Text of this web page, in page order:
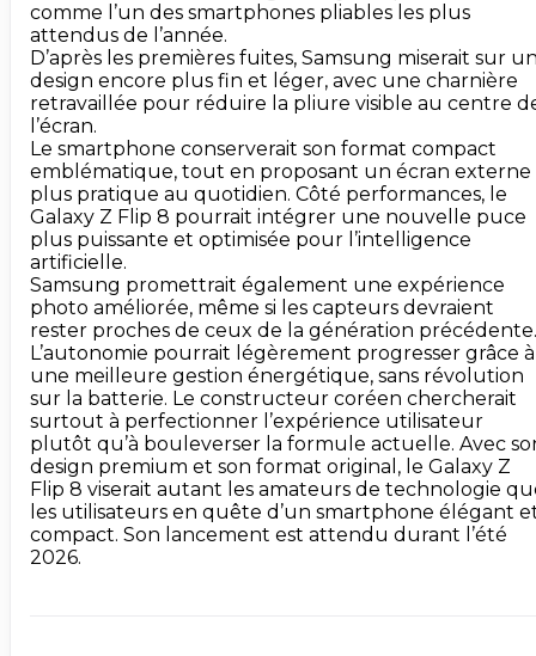
comme l’un des smartphones pliables les plus
attendus de l’année.
D’après les premières fuites, Samsung miserait sur
design encore plus fin et léger, avec une charnière
retravaillée pour réduire la pliure visible au centre
l’écran.
Le smartphone conserverait son format compact
emblématique, tout en proposant un écran externe
plus pratique au quotidien. Côté performances, le
Galaxy Z Flip 8 pourrait intégrer une nouvelle puce
plus puissante et optimisée pour l’intelligence
artificielle.
Samsung promettrait également une expérience
photo améliorée, même si les capteurs devraient
rester proches de ceux de la génération précédente.
L’autonomie pourrait légèrement progresser grâce à
une meilleure gestion énergétique, sans révolution
sur la batterie. Le constructeur coréen chercherait
surtout à perfectionner l’expérience utilisateur
plutôt qu’à bouleverser la formule actuelle. Avec
design premium et son format original, le Galaxy Z
Flip 8 viserait autant les amateurs de technologie
les utilisateurs en quête d’un smartphone élégant
compact. Son lancement est attendu durant l’été
2026.